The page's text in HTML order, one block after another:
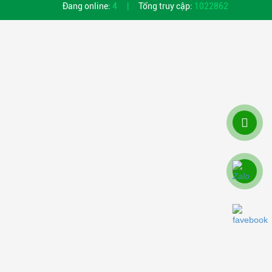
Đang online: 4 Tổng truy cập: 1022862